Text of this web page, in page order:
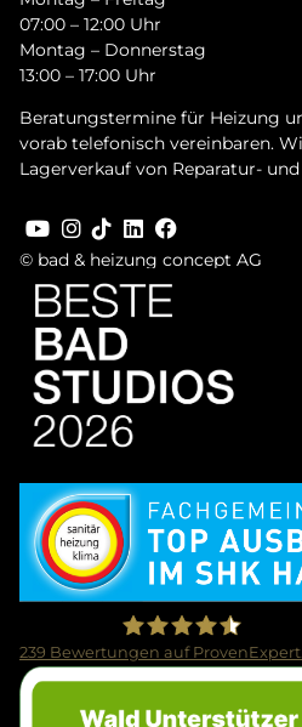
© bad & heizung concept AG
239 Bewertungen auf
Bild
07:00 – 12:00 Uhr
Montag – Donnerstag
13:00 – 17:00 Uhr
Beratungstermine für Heizung
vorab telefonisch vereinbaren.
Lagerverkauf von Reparatur-